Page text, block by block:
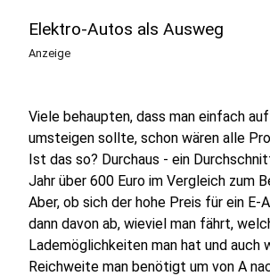
Elektro-Autos als Ausweg
Anzeige
Viele behaupten, dass man einfach
umsteigen sollte, schon wären alle
Ist das so? Durchaus - ein
Jahr über 600 Euro im Vergleich zum
Aber, ob sich der hohe Preis für ein E-
dann davon ab, wieviel man fährt,
Lademöglichkeiten man hat und auch
Reichweite man benötigt um von A